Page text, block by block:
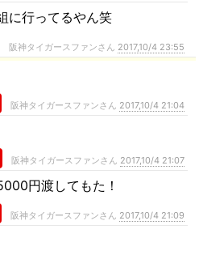
に行ってるやん笑
阪神タイガースファンさん 2017,10/4 23:55
阪神タイガースファンさん 2017,10/4 21:04
阪神タイガースファンさん 2017,10/4 21:07
円渡してもた！
阪神タイガースファンさん 2017,10/4 21:09